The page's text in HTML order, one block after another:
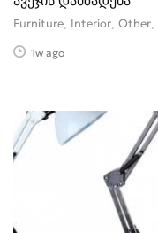
Furniture, Interior, Other
1w ago